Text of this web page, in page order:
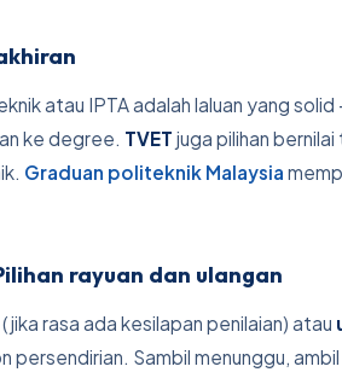
atau IPTA adalah laluan yang solid
ke degree. TVET juga pilihan bernilai
Graduan politeknik Malaysia
rayuan dan ulangan
(jika rasa ada kesilapan penilaian) atau
persendirian. Sambil menunggu, ambil